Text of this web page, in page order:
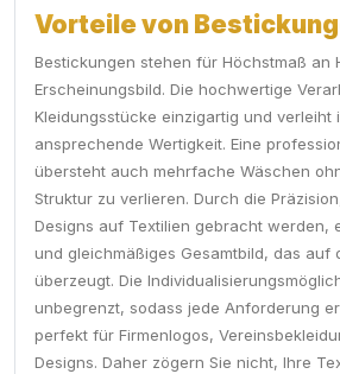
Vorteile von
Bestickungen stehen für Höchstmaß an
Erscheinungsbild. Die hochwertige
Kleidungsstücke einzigartig und verleiht
ansprechende Wertigkeit. Eine
übersteht auch mehrfache Wäschen
Struktur zu verlieren. Durch die
Designs auf Textilien gebracht werden,
und gleichmäßiges Gesamtbild, das auf
überzeugt. Die
unbegrenzt, sodass jede Anforderung
perfekt für Firmenlogos,
Designs. Daher zögern Sie nicht, Ihre